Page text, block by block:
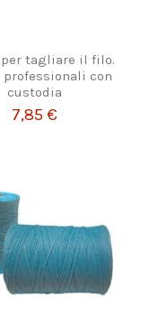
tagliare il filo.
professionali con
custodia
7,85 €